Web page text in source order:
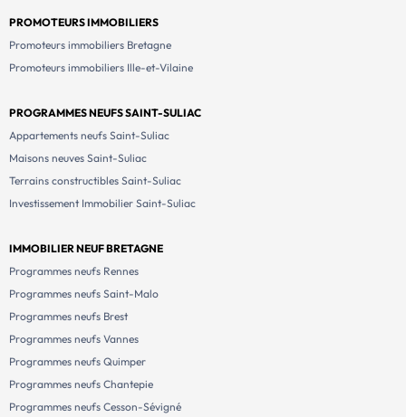
PROMOTEURS IMMOBILIERS
Promoteurs immobiliers Bretagne
Promoteurs immobiliers Ille-et-Vilaine
PROGRAMMES NEUFS SAINT-SULIAC
Appartements neufs Saint-Suliac
Maisons neuves Saint-Suliac
Terrains constructibles Saint-Suliac
Investissement Immobilier Saint-Suliac
IMMOBILIER NEUF BRETAGNE
Programmes neufs Rennes
Programmes neufs Saint-Malo
Programmes neufs Brest
Programmes neufs Vannes
Programmes neufs Quimper
Programmes neufs Chantepie
Programmes neufs Cesson-Sévigné